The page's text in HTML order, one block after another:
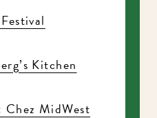
Kitchen
MidWest